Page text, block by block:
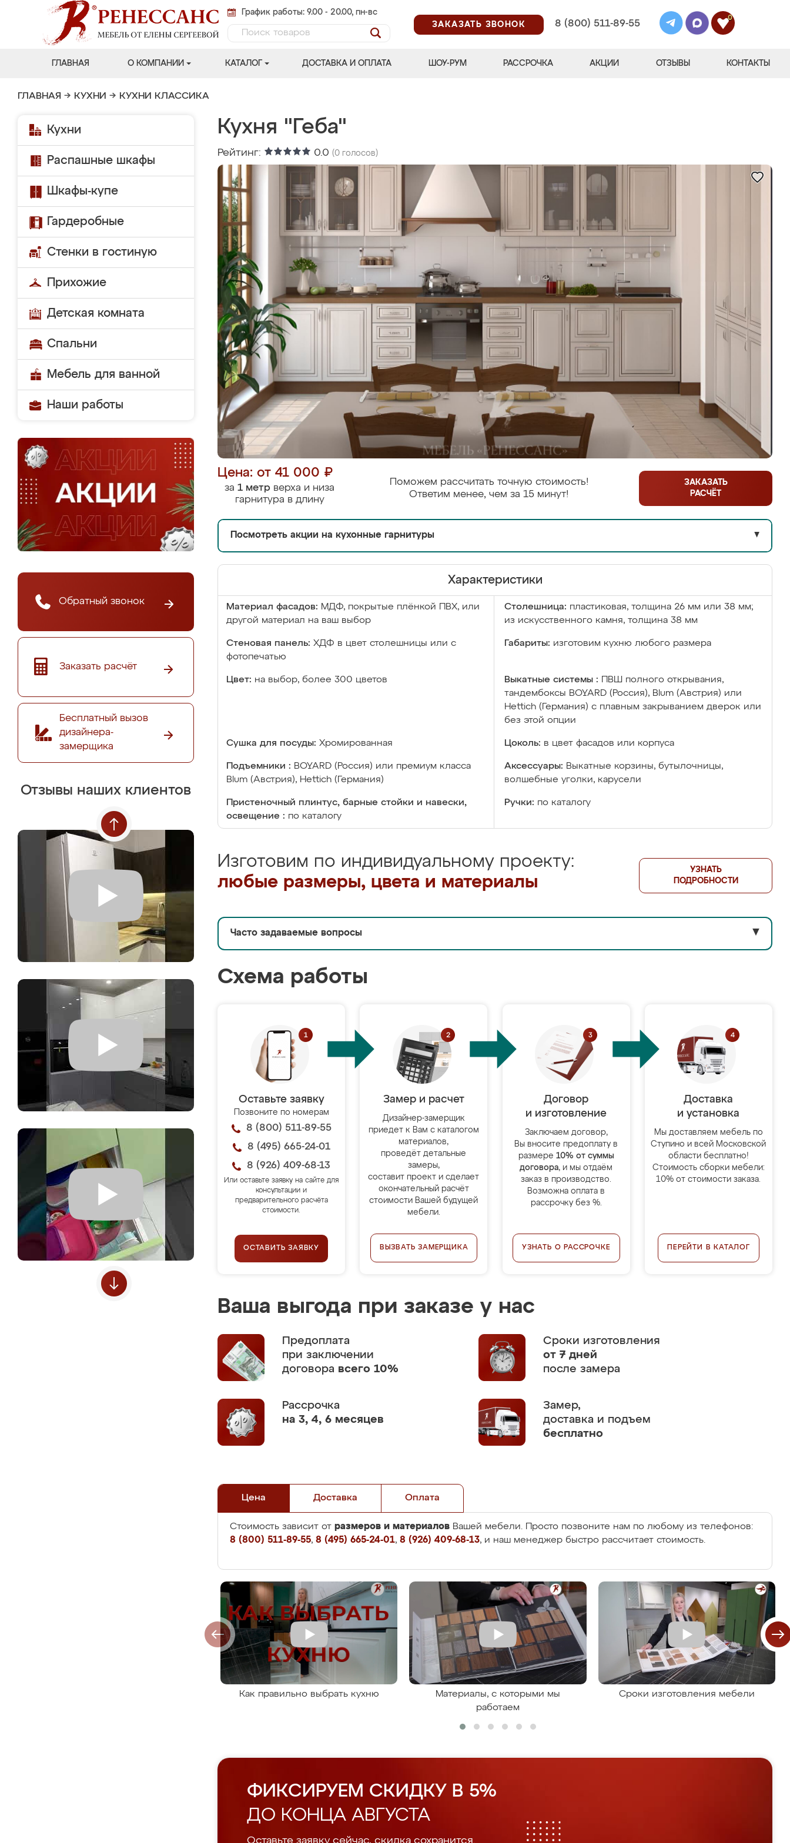
График работы: 9.00 - 20.00, пн-вс
ЗАКАЗАТЬ ЗВОНОК
8 (800) 511-89-55
0
ГЛАВНАЯ О КОМПАНИИ КАТАЛОГ ДОСТАВКА И ОПЛАТА ШОУ-РУМ РАССРОЧКА АКЦИИ ОТЗЫВЫ КОНТАКТЫ
ГЛАВНАЯ → КУХНИ → КУХНИ КЛАССИКА
Кухни
Распашные шкафы
Шкафы-купе
Гардеробные
Стенки в гостиную
Прихожие
Детская комната
Спальни
Мебель для ванной
Наши работы
Обратный звонок
Заказать расчёт
Бесплатный вызов
дизайнера-
замерщика
Отзывы наших клиентов
Кухня "Геба"
Рейтинг: 0.0 (0 голосов)
Цена: от 41 000 ₽
за 1 метр верха и низа
гарнитура в длину
Поможем рассчитать точную стоимость!
Ответим менее, чем за 15 минут!
ЗАКАЗАТЬ
РАСЧЁТ
Посмотреть акции на кухонные гарнитуры ▼
Характеристики
Материал фасадов: МДФ, покрытые плёнкой ПВХ, или
другой материал на ваш выбор
Столешница: пластиковая, толщина 26 мм или 38 мм;
из искусственного камня, толщина 38 мм
Стеновая панель: ХДФ в цвет столешницы или с
фотопечатью
Габариты: изготовим кухню любого размера
Цвет: на выбор, более 300 цветов Выкатные системы :
ПВШ полного открывания,
тандембоксы BOYARD (Россия), Blum (Австрия) или
Hettich (Германия) с плавным закрыванием дверок или
без этой опции
Сушка для посуды: Хромированная Цоколь: в цвет фасадов или корпуса
Подъемники : BOYARD (Россия) или премиум класса
Blum (Австрия), Hettich (Германия)
Аксессуары: Выкатные корзины, бутылочницы,
волшебные уголки, карусели
Пристеночный плинтус, барные стойки и навески,
освещение : по каталогу
Ручки: по каталогу
Изготовим по индивидуальному проекту:
любые размеры, цвета и материалы
УЗНАТЬ
ПОДРОБНОСТИ
Часто задаваемые вопросы ▼
Схема работы
Оставьте заявку
Позвоните по номерам
8 (800) 511-89-55
8 (495) 665-24-01
8 (926) 409-68-13
Или оставьте заявку на сайте для
консультации и
предварительного расчёта
стоимости.
ОСТАВИТЬ ЗАЯВКУ
Замер и расчет
Дизайнер-замерщик
приедет к Вам с каталогом
материалов,
проведёт детальные
замеры,
составит проект и сделает
окончательный расчёт
стоимости Вашей будущей
мебели.
ВЫЗВАТЬ ЗАМЕРЩИКА
Договор
и изготовление
Заключаем договор,
Вы вносите предоплату в
размере 10% от суммы
договора, и мы отдаём
заказ в производство.
Возможна оплата в
рассрочку без %.
УЗНАТЬ О РАССРОЧКЕ
Доставка
и установка
Мы доставляем мебель по
Ступино и всей Московской
области бесплатно!
Стоимость сборки мебели:
10% от стоимости заказа.
ПЕРЕЙТИ В КАТАЛОГ
Ваша выгода при заказе у нас
Предоплата
при заключении
договора всего 10%
Сроки изготовления
от 7 дней
после замера
Рассрочка
на 3, 4, 6 месяцев
Замер,
доставка и подъем
бесплатно
Цена Доставка Оплата
Стоимость зависит от размеров и материалов Вашей мебели. Просто позвоните нам по любому из телефонов:
8 (800) 511-89-55, 8 (495) 665-24-01, 8 (926) 409-68-13, и наш менеджер быстро рассчитает стоимость.
Как правильно выбрать кухню
Материалы, с которыми мы
работаем
Сроки изготовления мебели
ФИКСИРУЕМ СКИДКУ В 5%
ДО КОНЦА АВГУСТА
Оставьте заявку сейчас, скидка сохранится.